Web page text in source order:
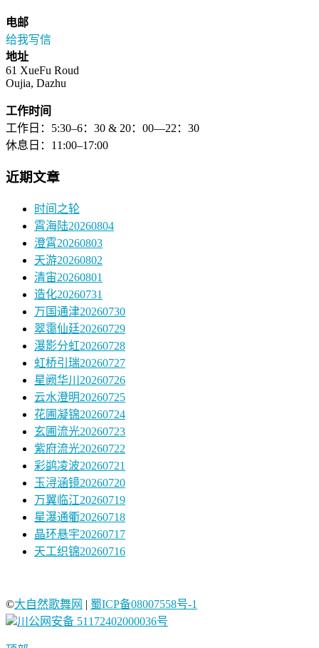
电邮
给我写信
地址
61 XueFu Roud
Oujia, Dazhu
工作时间
工作日：5:30–6：30 & 20：00—22：30
休息日：11:00–17:00
近期文章
时间之轮
霄海陆20260804
澄霄20260803
天游20260802
清宙20260801
造化20260731
万国通津20260730
翠霭仙廷20260729
瀑影分虹20260728
虹桥引瑞20260727
星阙华川20260726
云水澄明20260725
花圃凝锦20260724
玄圃流光20260723
紫府流光20260722
彩鹢凌波20260721
玉浔涵镜20260720
万翼临江20260719
星瀑通衢20260718
晶环悬宇20260717
天工织锦20260716
©大自然歌舞网 | 蜀ICP备08007558号-1
川公网安备 51172402000036号